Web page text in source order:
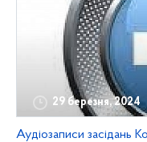
29 березня, 2024
Аудіозаписи засідань